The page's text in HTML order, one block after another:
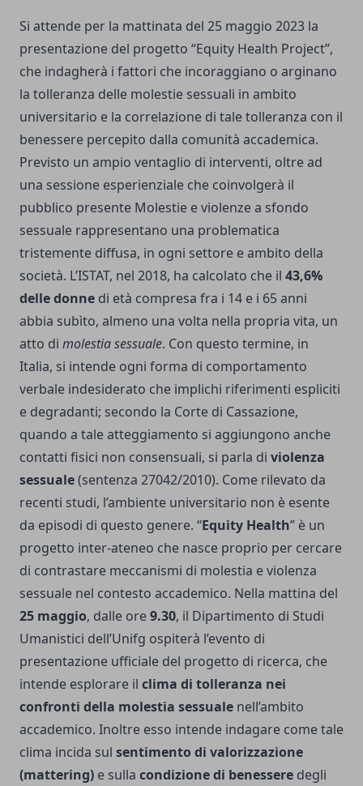
Si attende per la mattinata del 25 maggio 2023 la
presentazione del progetto “Equity Health Project”,
che indagherà i fattori che incoraggiano o arginano
la tolleranza delle molestie sessuali in ambito
universitario e la correlazione di tale tolleranza con il
benessere percepito dalla comunità accademica.
Previsto un ampio ventaglio di interventi, oltre ad
una sessione esperienziale che coinvolgerà il
pubblico presente Molestie e violenze a sfondo
sessuale rappresentano una problematica
tristemente diffusa, in ogni settore e ambito della
società. L’ISTAT, nel 2018, ha calcolato che il 43,6%
delle donne di età compresa fra i 14 e i 65 anni
abbia subìto, almeno una volta nella propria vita, un
atto di molestia sessuale. Con questo termine, in
Italia, si intende ogni forma di comportamento
verbale indesiderato che implichi riferimenti espliciti
e degradanti; secondo la Corte di Cassazione,
quando a tale atteggiamento si aggiungono anche
contatti fisici non consensuali, si parla di violenza
sessuale(sentenza 27042/2010). Come rilevato da
recenti studi, l’ambiente universitario non è esente
da episodi di questo genere. “Equity Health” è un
progetto inter-ateneo che nasce proprio per cercare
di contrastare meccanismi di molestia e violenza
sessuale nel contesto accademico. Nella mattina del
25 maggio, dalle ore9.30, il Dipartimento di Studi
Umanistici dell’Unifg ospiterà l’evento di
presentazione ufficiale del progetto di ricerca, che
intende esplorare il clima di tolleranza nei
confronti della molestia sessuale nell’ambito
accademico. Inoltre esso intende indagare come tale
clima incida sul sentimento di valorizzazione
(mattering) e sulla condizione di benessere degli